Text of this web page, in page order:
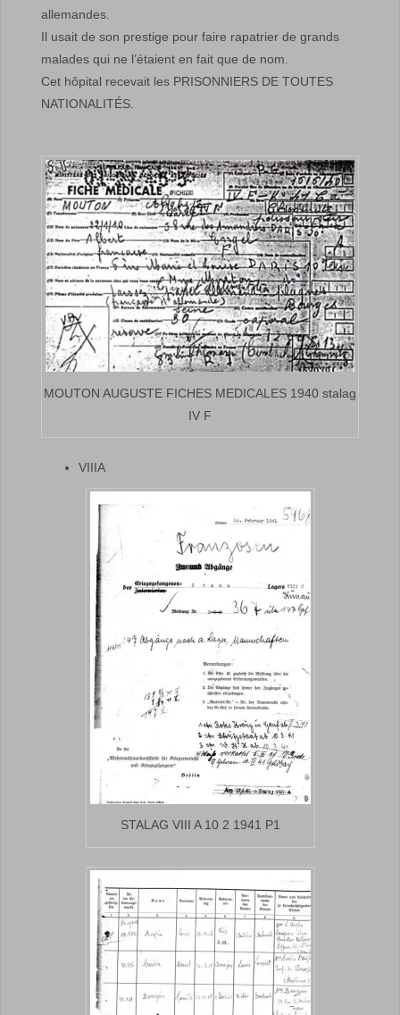
allemandes.
Il usait de son prestige pour faire rapatrier de grands
malades qui ne l’étaient en fait que de nom.
Cet hôpital recevait les PRISONNIERS DE TOUTES
NATIONALITÉS.
MOUTON AUGUSTE FICHES MEDICALES 1940 stalag
IV F
VIIIA
STALAG VIII A 10 2 1941 P1